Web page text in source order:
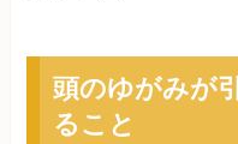
頭のゆがみが
ること